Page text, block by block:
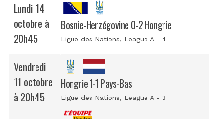
Lundi 14
octobre à
20h45
Bosnie-Herzégovine 0-2 Hongrie
Ligue des Nations, League A - 4
Vendredi
11 octobre
à 20h45
Hongrie 1-1 Pays-Bas
Ligue des Nations, League A - 3